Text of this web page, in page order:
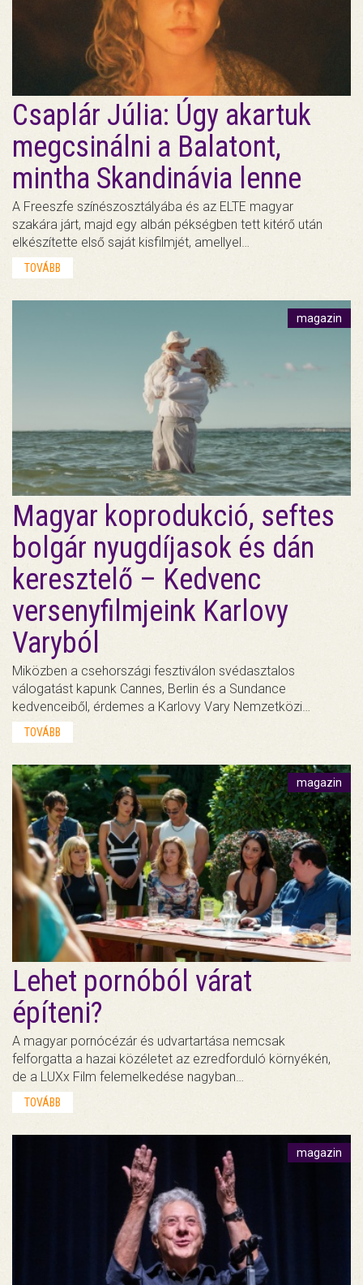
Csaplár Júlia: Úgy akartuk
megcsinálni a Balatont,
mintha Skandinávia lenne
A Freeszfe színészosztályába és az ELTE magyar
szakára járt, majd egy albán pékségben tett kitérő után
elkészítette első saját kisfilmjét, amellyel…
TOVÁBB
magazin
Magyar koprodukció, seftes
bolgár nyugdíjasok és dán
keresztelő – Kedvenc
versenyfilmjeink Karlovy
Varyból
Miközben a csehországi fesztiválon svédasztalos
válogatást kapunk Cannes, Berlin és a Sundance
kedvenceiből, érdemes a Karlovy Vary Nemzetközi…
TOVÁBB
magazin
Lehet pornóból várat
építeni?
A magyar pornócézár és udvartartása nemcsak
felforgatta a hazai közéletet az ezredforduló környékén,
de a LUXx Film felemelkedése nagyban…
TOVÁBB
magazin